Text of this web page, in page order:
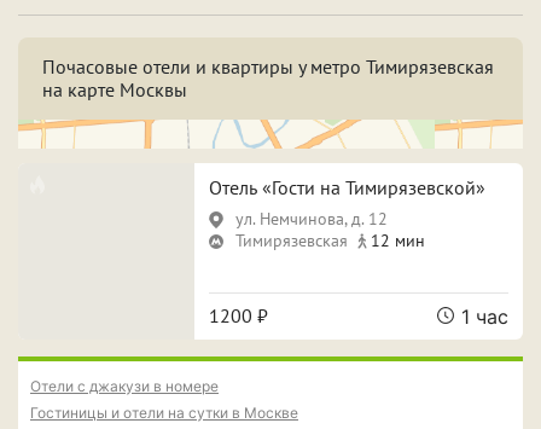
Поспать и отдохнуть
Для новобрачных
Фотосессия
Особенности
Почасовые отели и квартиры у метро Тимирязевская
на карте Москвы
Отель «Гости на Тимирязевской»
ул. Немчинова, д. 12
Тимирязевская
12 мин
1200 ₽ 1 час
Отели с джакузи в номере
Гостиницы и отели на сутки в Москве